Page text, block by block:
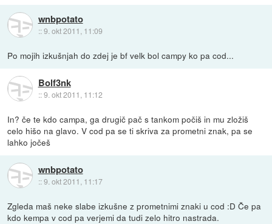
wnbpotato
::9. okt 2011, 11:09
Po mojih izkušnjah do zdej je bf velk bol campy ko pa cod...
Bolf3nk
::9. okt 2011, 11:12
In? če te kdo campa, ga drugič pač s tankom počiš in mu zložiš
celo hišo na glavo. V cod pa se ti skriva za prometni znak, pa se
lahko jočeš
wnbpotato
::9. okt 2011, 11:17
Zgleda maš neke slabe izkušne z prometnimi znaki u cod :D Če pa
kdo kempa v cod pa verjemi da tudi zelo hitro nastrada.